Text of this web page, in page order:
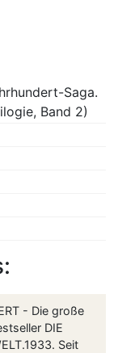
Saga.
Band 2)
- Die große
DIE
Seit